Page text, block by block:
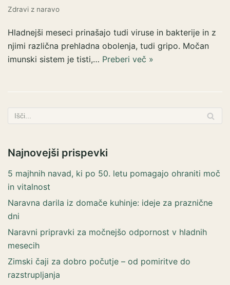
Zdravi z naravo
Hladnejši meseci prinašajo tudi viruse in bakterije in z
njimi različna prehladna obolenja, tudi gripo. Močan
imunski sistem je tisti,… Preberi več »
Najnovejši prispevki
5 majhnih navad, ki po 50. letu pomagajo ohraniti moč
in vitalnost
Naravna darila iz domače kuhinje: ideje za praznične
dni
Naravni pripravki za močnejšo odpornost v hladnih
mesecih
Zimski čaji za dobro počutje – od pomiritve do
razstrupljanja